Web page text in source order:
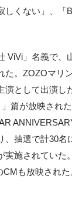
しくない」、「
ViVi」名義で、
た。ZOZOマリ
演として出演し
篇が放映され
、抽選で計30名
実施されていた
も放映された